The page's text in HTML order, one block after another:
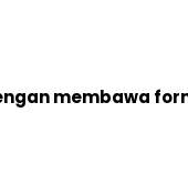
membawa